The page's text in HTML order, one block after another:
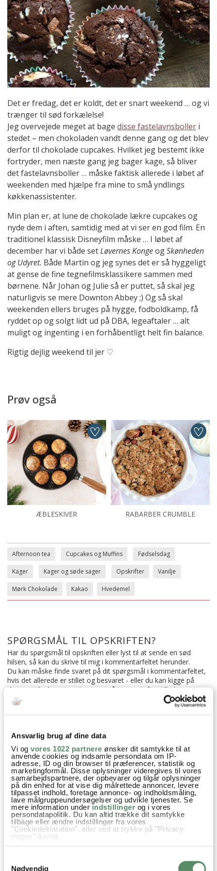
Ansvarlig brug af dine data
Vi og vores 1022 partnere ønsker dit samtykke til at
anvende cookies og indsamle persondata om IP-
adresse, ID og din browser til præferencer, statistik og
marketingformål. Disse oplysninger videregives til vores
samarbejdspartnere, der opbevarer og tilgår oplysninger
på din enhed for at vise dig målrettede annoncer, levere
tilpasset indhold, foretage annonce- og indholdsmåling,
lave målgruppeundersøgelser og udvikle tjenester. Se
mere information under indstillinger og i vores
persondatapolitik. Du kan altid trække dit samtykke
tilbage eller ændre indstillinger fra vores
"Cookiedeklaration", eller ved at trykke på "Privacy
trigger" ikonet.
Indsamle præcise oplysninger om din placering,
der kan være nøjagtig inden for få meter
Nødvendig
Det er fredag, det er koldt, det er snart weekend … og vi
trænger til sød forkælelse!
Jeg overvejede meget at bage disse fastelavnsboller i
stedet – men chokoladen vandt denne gang og det blev
derfor til chokolade cupcakes. Hvilket jeg bestemt ikke
fortryder, men næste gang jeg bager kage, så bliver
det fastelavnsboller … måske faktisk allerede i løbet af
weekenden med hjælpe fra mine to små yndlings
køkkenassistenter.
Min plan er, at lune de chokolade lækre cupcakes og
nyde dem i aften, samtidig med at vi ser en god film. En
traditionel klassisk Disneyfilm måske … I løbet af
december har vi både setLøvernes KongeogSkønheden
og Udyret. Både Martin og jeg synes det er så hyggeligt
at gense de fine tegnefilmsklassikere sammen med
børnene. Når Johan og Julie så er puttet, så skal jeg
naturligvis se mere Downton Abbey ;) Og så skal
weekenden ellers bruges på hygge, fodboldkamp, få
ryddet op og solgt lidt ud på DBA, legeaftaler … alt
muligt og ingenting i en forhåbentligt helt fin balance.
Rigtig dejlig weekend til jer ♡
Prøv også
ÆBLESKIVER RABARBER CRUMBLE
Afternoon tea Cupcakes og Muffins Fødselsdag
Kager Kager og søde sager Opskrifter Vanilje
Mørk Chokolade Kakao Hvedemel
SPØRGSMÅL TIL OPSKRIFTEN?
Har du spørgsmål til opskriften eller lyst til at sende en sød
hilsen, så kan du skrive til mig i kommentarfeltet herunder.
Du kan måske finde svaret på dit spørgsmål i kommentarfeltet,
hvis det allerede er stillet og besvaret - eller du kan kigge på
denne side, hvor jeg giver svar på mange 'ofte stillede
spørgsmål' til min opskrifter.
 39 KOMMENTARER
Margretha:
15. oktober 2025 kl. 15:52
Beste muffins ever!!!! Jeg har efterhånde bagt virkelig mange
chokolade kager og muffins, det her den bedste jeg har
prøvet intil videre.
besvar